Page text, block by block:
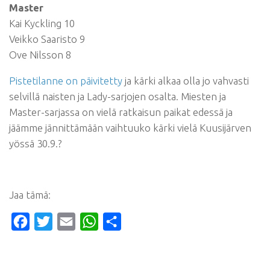
Master
Kai Kyckling 10
Veikko Saaristo 9
Ove Nilsson 8
Pistetilanne on päivitetty ja kärki alkaa olla jo vahvasti
selvillä naisten ja Lady-sarjojen osalta. Miesten ja
Master-sarjassa on vielä ratkaisun paikat edessä ja
jäämme jännittämään vaihtuuko kärki vielä Kuusijärven
yössä 30.9.?
Jaa tämä:
FacebookTwitterEmail WhatsApp